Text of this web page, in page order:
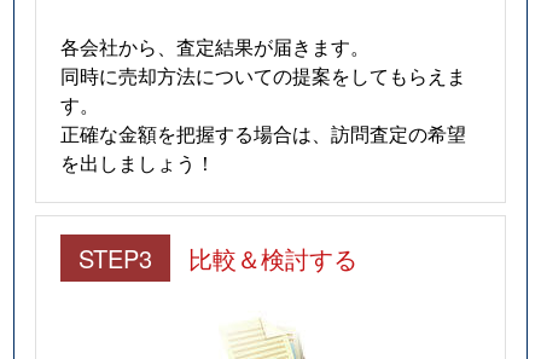
各会社から、査定結果が届きます。
同時に売却方法についての提案をしてもらえま
す。
正確な金額を把握する場合は、訪問査定の希望
を出しましょう！
STEP3 比較＆検討する